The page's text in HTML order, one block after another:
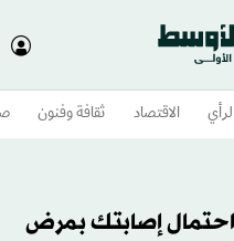
الرأي الاقتصاد ثقافة وفنون
إصابتك بمرض